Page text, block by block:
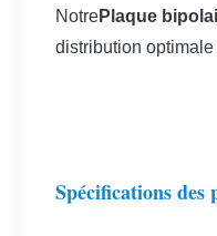
NotrePlaque
distribution
Spécifications